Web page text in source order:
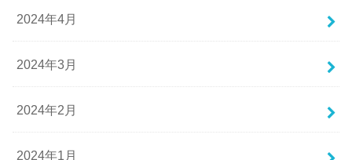
2024年4月
2024年3月
2024年2月
2024年1月